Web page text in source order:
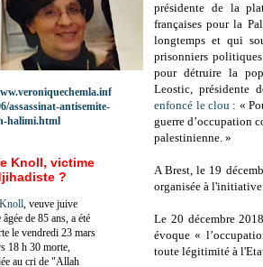
présidente de la
françaises pour la
longtemps et qui
prisonniers
pour détruire la
Leostic, présidente
enfoncé le clou : «
guerre d’occupation
palestinienne. »
A Brest, le 19
organisée à
Le 20 décembre
évoque «
toute légitimité à
assassinat-antisemite-
halimi.html
Knoll, victime
?
, veuve juive
de 85 ans, a été
le vendredi 23 mars
18 h 30 morte,
au cri de "Allah